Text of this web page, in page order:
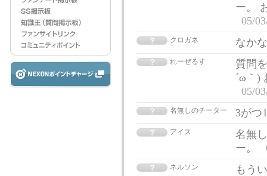
ー。
05/
クロガネ なか
れーぜるす
質問
´ω｀)
05/
名無しのチーター 3がつ
アイス
名無
ー。
ネルソン
もう